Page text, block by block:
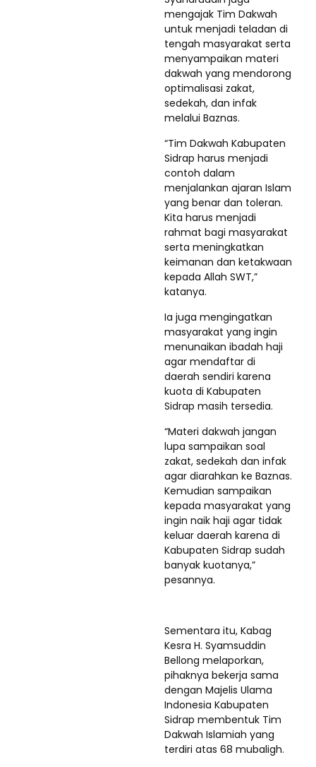
mengajak Tim Dakwah
untuk menjadi teladan di
tengah masyarakat serta
menyampaikan materi
dakwah yang mendorong
optimalisasi zakat,
sedekah, dan infak
melalui Baznas.
“Tim Dakwah Kabupaten
Sidrap harus menjadi
contoh dalam
menjalankan ajaran Islam
yang benar dan toleran.
Kita harus menjadi
rahmat bagi masyarakat
serta meningkatkan
keimanan dan ketakwaan
kepada Allah SWT,”
katanya.
Ia juga mengingatkan
masyarakat yang ingin
menunaikan ibadah haji
agar mendaftar di
daerah sendiri karena
kuota di Kabupaten
Sidrap masih tersedia.
“Materi dakwah jangan
lupa sampaikan soal
zakat, sedekah dan infak
agar diarahkan ke Baznas.
Kemudian sampaikan
kepada masyarakat yang
ingin naik haji agar tidak
keluar daerah karena di
Kabupaten Sidrap sudah
banyak kuotanya,”
pesannya.
Sementara itu, Kabag
Kesra H. Syamsuddin
Bellong melaporkan,
pihaknya bekerja sama
dengan Majelis Ulama
Indonesia Kabupaten
Sidrap membentuk Tim
Dakwah Islamiah yang
terdiri atas 68 mubaligh.